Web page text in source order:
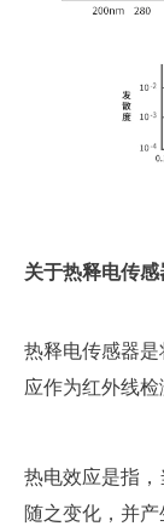
关于热释电传
热释电传感器
应作为红外线检
热电效应是指
随之变化，并